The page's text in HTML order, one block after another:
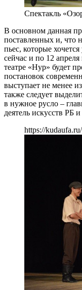
Спектакль
В основном данная
поставленных и, что
пьес, которые
сейчас и по 12
театре «Нур» будет
постановок
выступает не менее
также следует
в нужное русло –
деятель искусств РБ
https://